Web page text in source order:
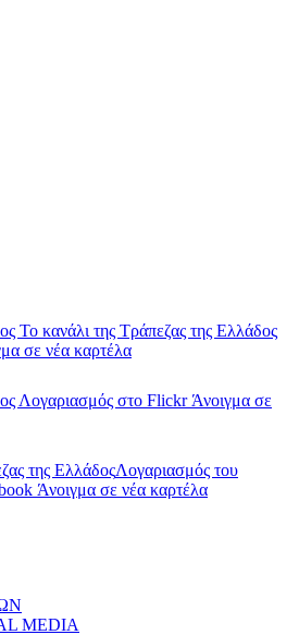
Το κανάλι της Τράπεζας της Ελλάδος
σε νέα καρτέλα
Λογαριασμός στο FlickrΆνοιγμα σε
της ΕλλάδοςΛογαριασμός του
Άνοιγμα σε νέα καρτέλα
MEDIA